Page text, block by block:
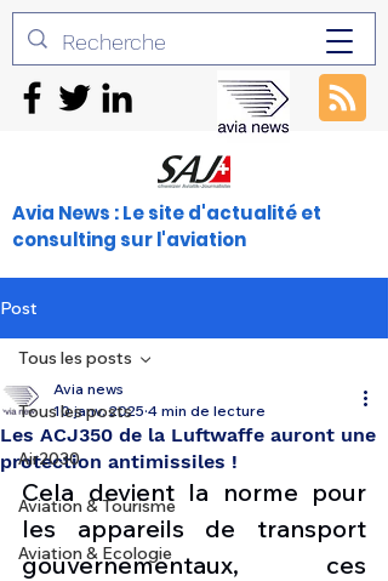
Avia News : Le site d'actualité et
consulting sur l'aviation
Post
Tous les posts
Air2030
Aviation & Tourisme
Aviation & Ecologie
Tous les posts
Les ACJ350 de la Luftwaffe auront une
protection antimissiles !
Avia news
10 janv. 2025 4 min de lecture
Cela devient la norme pour
les appareils de transport
gouvernementaux, ces